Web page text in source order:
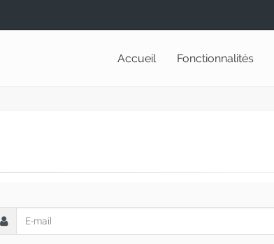
Accueil Fonctionnalités